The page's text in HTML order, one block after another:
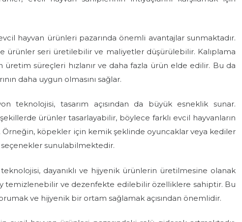
hayvan ürünleri pazarında önemli avantajlar sunmaktadır.
ürünler seri üretilebilir ve maliyetler düşürülebilir. Kalıplama
üretim süreçleri hızlanır ve daha fazla ürün elde edilir. Bu da
daha uygun olmasını sağlar.
teknolojisi, tasarım açısından da büyük esneklik sunar.
ürünler tasarlayabilir, böylece farklı evcil hayvanların
Örneğin, köpekler için kemik şeklinde oyuncaklar veya kediler
sunulabilmektedir.
dayanıklı ve hijyenik ürünlerin üretilmesine olanak
temizlenebilir ve dezenfekte edilebilir özelliklere sahiptir. Bu
ve hijyenik bir ortam sağlamak açısından önemlidir.